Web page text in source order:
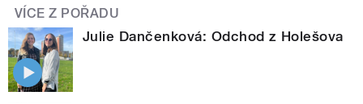
VÍCE Z POŘADU
Julie Dančenková: Odchod z Holešova